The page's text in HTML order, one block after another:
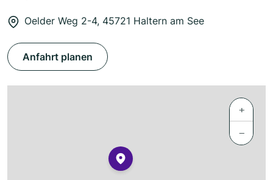
Oelder Weg 2-4, 45721 Haltern am See
Anfahrt planen
+
−